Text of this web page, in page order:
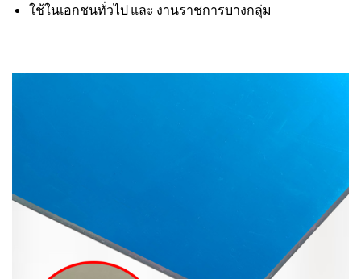
ใช้ในเอกชนทั่วไป และ งานราชการบางกลุ่ม